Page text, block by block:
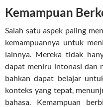
Kemampuan
Salah satu aspek paling
kemampuannya untuk
lainnya. Mereka tidak
dapat meniru intonasi dan
bahkan dapat belajar
konteks yang tepat,
bahasa. Kemampuan